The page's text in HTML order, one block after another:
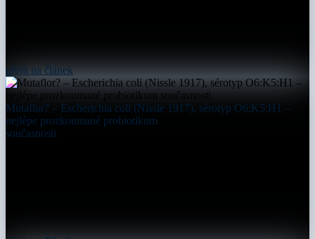
přejít na článek
Mutaflor? – Escherichia coli (Nissle 1917), sérotyp O6:K5:H1 –
nejlépe prozkoumané probiotikum
současnosti